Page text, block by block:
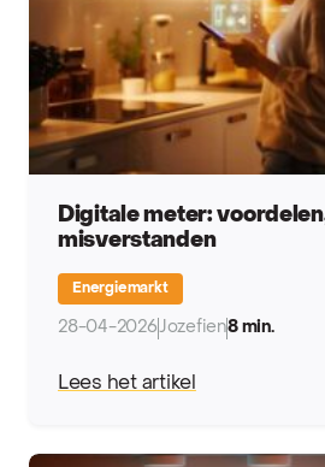
Digitale meter:
misverstanden
Energiemarkt
28-04-2026Jozefien8 min.
Lees het artikel